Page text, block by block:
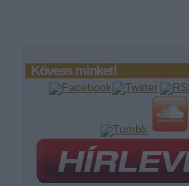
Kövess minket!